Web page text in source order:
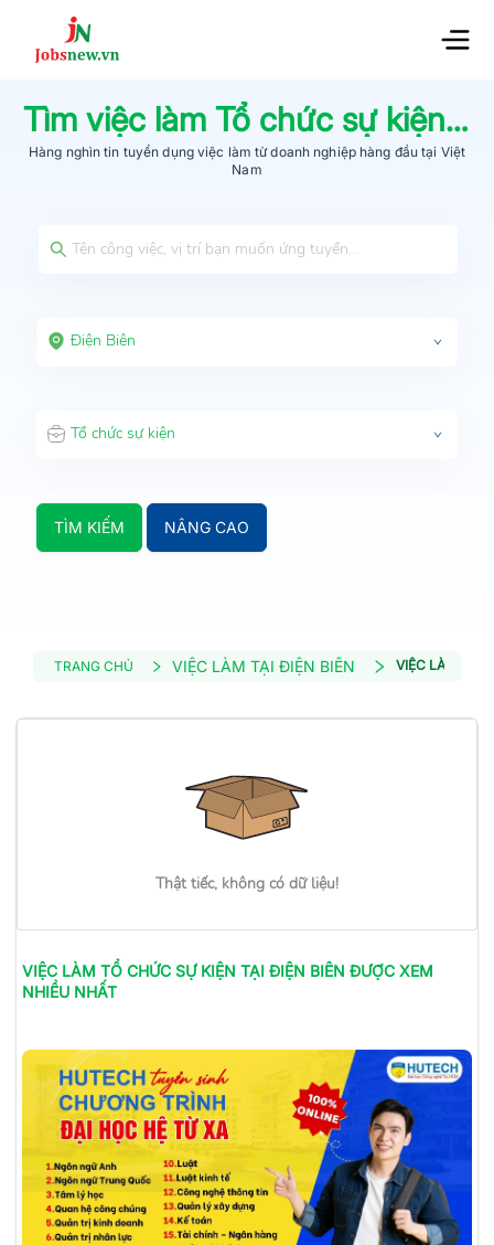
Tìm việc làmTổ chức sự kiện
Hàng nghìn tin tuyển dụng việc làm từdoanh nghiệp hàng đầu tại Việt
Nam
Điện Biên
Tổ chức sự kiện
TÌM KIẾM NÂNG CAO
TRANG CHỦ VIỆC LÀM TẠI ĐIỆN BIÊN VIỆC LÀM TỔ
Thật tiếc, không có dữ liệu!
VIỆC LÀM TỔ CHỨC SỰ KIỆN TẠI ĐIỆN BIÊN ĐƯỢC XEM
NHIỀU NHẤT